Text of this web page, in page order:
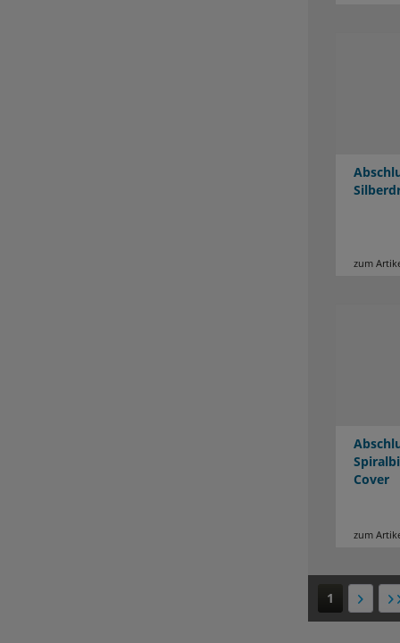
zum
Cover
zum
1